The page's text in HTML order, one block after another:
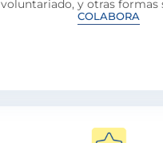
voluntariado, y otras formas
COLABORA